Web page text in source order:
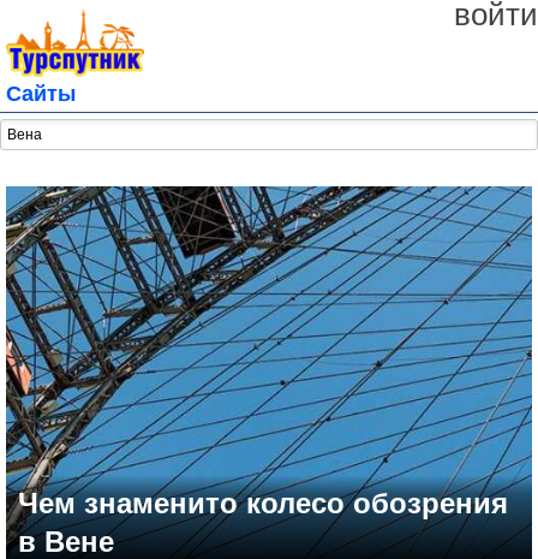
войти
Сайты
Чем знаменито колесо обозрения
в Вене